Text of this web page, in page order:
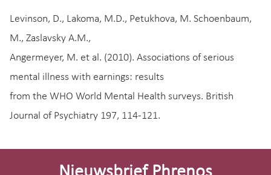
Levinson, D., Lakoma, M.D., Petukhova, M. Schoenbaum,
M., Zaslavsky A.M.,
Angermeyer, M. et al. (2010). Associations of serious
mental illness with earnings: results
from the WHO World Mental Health surveys. British
Journal of Psychiatry 197, 114-121.
Site-